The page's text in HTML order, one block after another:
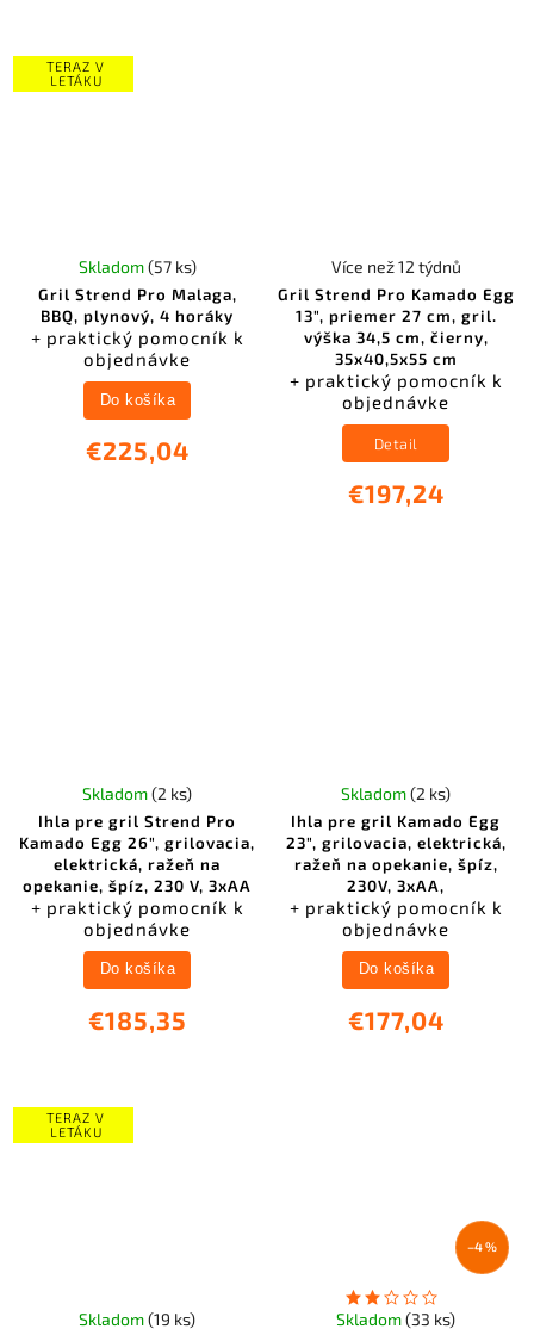
TERAZ V
LETÁKU
Gril Strend Pro Malaga,
BBQ, plynový, 4 horáky
+ praktický pomocník k
objednávke
Skladom(57 ks)
€225,04
Do košíka
Gril Strend Pro Kamado Egg
13", priemer 27 cm, gril.
výška 34,5 cm, čierny,
35x40,5x55 cm
+ praktický pomocník k
objednávke
Více než 12 týdnů
€197,24
Detail
Ihla pre gril Strend Pro
Kamado Egg 26", grilovacia,
elektrická, ražeň na
opekanie, špíz, 230 V, 3xAA
+ praktický pomocník k
objednávke
Skladom(2 ks)
€185,35
Do košíka
Ihla pre gril Kamado Egg
23", grilovacia, elektrická,
ražeň na opekanie, špíz,
230V, 3xAA,
+ praktický pomocník k
objednávke
Skladom(2 ks)
€177,04
Do košíka
TERAZ V
LETÁKU
Skladom(19 ks)
–4 %
Skladom(33 ks)